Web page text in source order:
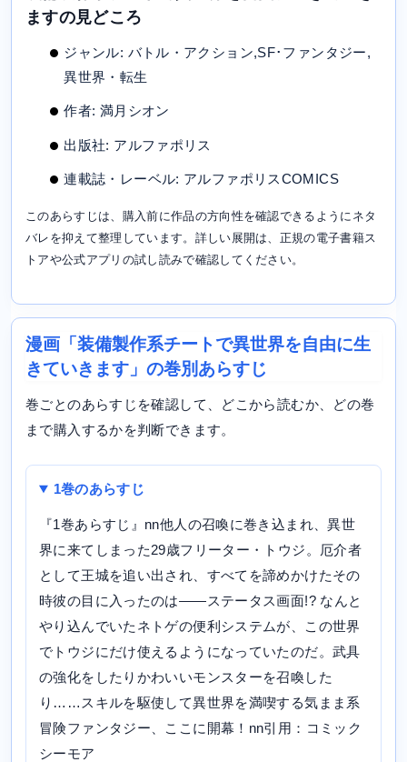
ますの見どころ
ジャンル: バトル・アクション,SF･ファンタジー,
異世界・転生
作者: 満月シオン
出版社: アルファポリス
連載誌・レーベル: アルファポリスCOMICS
このあらすじは、購入前に作品の方向性を確認できるようにネタ
バレを抑えて整理しています。詳しい展開は、正規の電子書籍ス
トアや公式アプリの試し読みで確認してください。
漫画「装備製作系チートで異世界を自由に生
きていきます」の巻別あらすじ
巻ごとのあらすじを確認して、どこから読むか、どの巻
まで購入するかを判断できます。
1巻のあらすじ
『1巻あらすじ』nn他人の召喚に巻き込まれ、異世
界に来てしまった29歳フリーター・トウジ。厄介者
として王城を追い出され、すべてを諦めかけたその
時彼の目に入ったのは——ステータス画面!? なんと
やり込んでいたネトゲの便利システムが、この世界
でトウジにだけ使えるようになっていたのだ。武具
の強化をしたりかわいいモンスターを召喚した
り……スキルを駆使して異世界を満喫する気まま系
冒険ファンタジー、ここに開幕！nn引用：コミック
シーモア